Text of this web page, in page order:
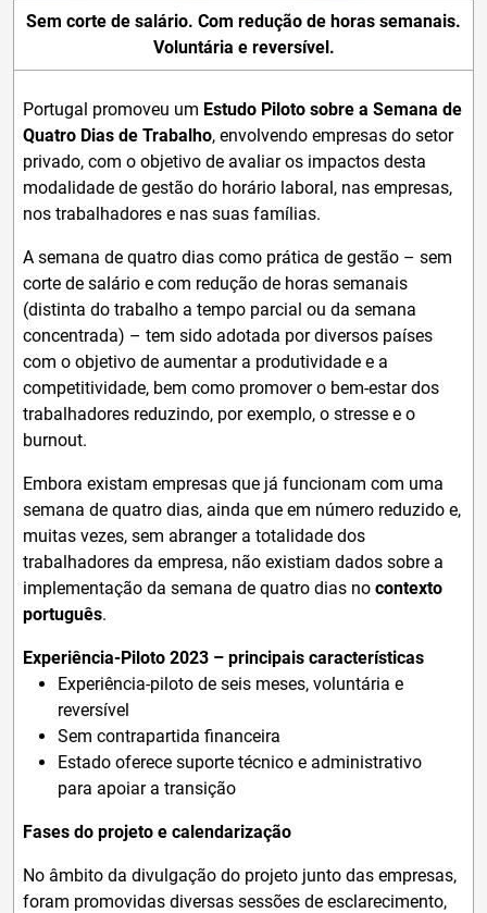
Sem corte de salário. Com redução de horas semanais.
Voluntária e reversível.
Portugal promoveu um Estudo Piloto sobre a Semana de
Quatro Dias de Trabalho, envolvendo empresas do setor
privado, com o objetivo de avaliar os impactos desta
modalidade de gestão do horário laboral, nas empresas,
nos trabalhadores e nas suas famílias.
A semana de quatro dias como prática de gestão – sem
corte de salário e com redução de horas semanais
(distinta do trabalho a tempo parcial ou da semana
concentrada) – tem sido adotada por diversos países
com o objetivo de aumentar a produtividade e a
competitividade, bem como promover o bem-estar dos
trabalhadores reduzindo, por exemplo, o stresse e o
burnout.
Embora existam empresas que já funcionam com uma
semana de quatro dias, ainda que em número reduzido e,
muitas vezes, sem abranger a totalidade dos
trabalhadores da empresa, não existiam dados sobre a
implementação da semana de quatro dias no contexto
português.
Experiência-Piloto 2023 – principais características
Experiência-piloto de seis meses, voluntária e
reversível
Sem contrapartida financeira
Estado oferece suporte técnico e administrativo
para apoiar a transição
Fases do projeto e calendarização
No âmbito da divulgação do projeto junto das empresas,
foram promovidas diversas sessões de esclarecimento,